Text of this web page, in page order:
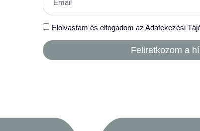
Elolvastam és elfogadom az Adatekezési
Feliratkozom a